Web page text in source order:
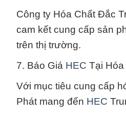
Công ty Hóa Chất Đắc
cam kết cung cấp sản
trên thị trường.
7. Báo Giá HEC Tại
Với mục tiêu cung cấp
Phát mang đến HEC